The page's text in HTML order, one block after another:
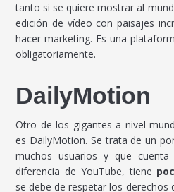
tanto si se quiere mostrar al
edición de vídeo con paisajes
hacer marketing. Es una
obligatoriamente.
DailyMotion
Otro de los gigantes a nivel
es DailyMotion. Se trata de un
muchos usuarios y que
diferencia de YouTube, tiene
se debe de respetar los